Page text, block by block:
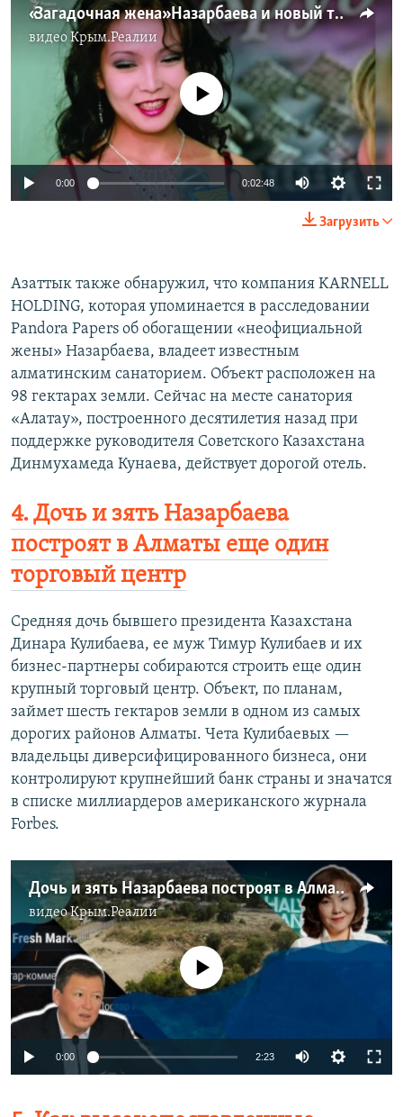
«Загадочная жена» Назарбаева и новый театр
видеоКрым.Реалии
No media source currently available
0:00 0:02:48
Загрузить
Азаттык также обнаружил, что компания KARNELL
HOLDING, которая упоминается в расследовании
Pandora Papers об обогащении «неофициальной
жены» Назарбаева, владеет известным
алматинским санаторием. Объект расположен на
98 гектарах земли. Сейчас на месте санатория
«Алатау», построенного десятилетия назад при
поддержке руководителя Советского Казахстана
Динмухамеда Кунаева, действует дорогой отель.
4. Дочь и зять Назарбаева
построят в Алматы еще один
торговый центр
Средняя дочь бывшего президента Казахстана
Динара Кулибаева, ее муж Тимур Кулибаев и их
бизнес-партнеры собираются строить еще один
крупный торговый центр. Объект, по планам,
займет шесть гектаров земли в одном из самых
дорогих районов Алматы. Чета Кулибаевых —
владельцы диверсифицированного бизнеса, они
контролируют крупнейший банк страны и значатся
в списке миллиардеров американского журнала
Forbes.
Дочь и зять Назарбаева построят в Алматы еще один торговый центр
видеоКрым.Реалии
No media source currently available
0:00 2:23